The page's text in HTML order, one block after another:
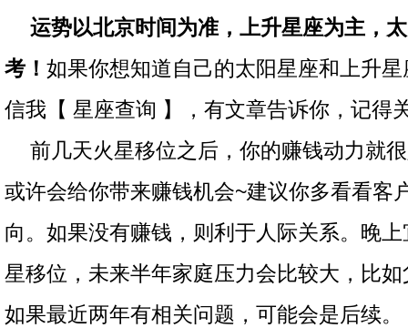
运势以北京时间为准，上升星座为主，
考！ 如果你想知道自己的太阳星座和上升
信我【 星座查询 】，有文章告诉你，记得
前几天火星移位之后，你的赚钱动力就
或许会给你带来赚钱机会~建议你多看看客
向。如果没有赚钱，则利于人际关系。晚
星移位，未来半年家庭压力会比较大，比
如果最近两年有相关问题，可能会是后续。